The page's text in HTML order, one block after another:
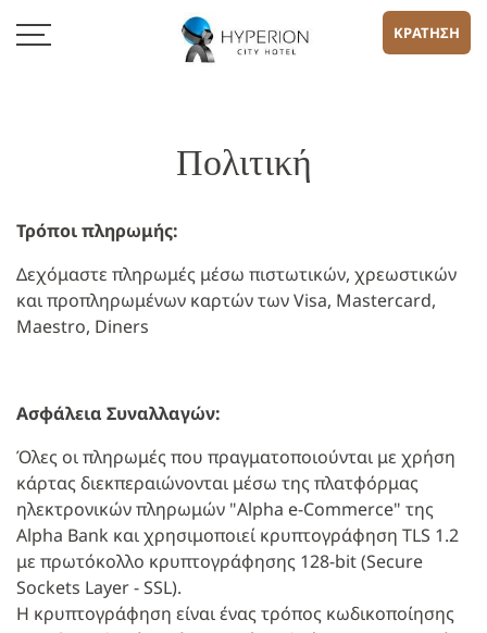
ΚΡΑΤΗΣΗ
Πολιτική
Τρόποι πληρωμής:
Δεχόμαστε πληρωμές μέσω πιστωτικών, χρεωστικών
και προπληρωμένων καρτών των Visa, Mastercard,
Maestro, Diners
Ασφάλεια Συναλλαγών:
Όλες οι πληρωμές που πραγματοποιούνται με χρήση
κάρτας διεκπεραιώνονται μέσω της πλατφόρμας
ηλεκτρονικών πληρωμών "Alpha e-Commerce" της
Alpha Bank και χρησιμοποιεί κρυπτογράφηση TLS 1.2
με πρωτόκολλο κρυπτογράφησης 128-bit (Secure
Sockets Layer - SSL).
Η κρυπτογράφηση είναι ένας τρόπος κωδικοποίησης